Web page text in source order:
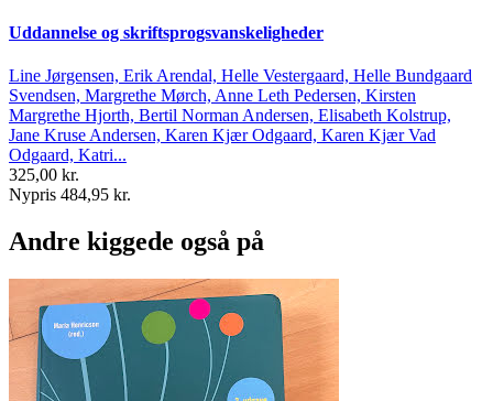
Uddannelse og skriftsprogsvanskeligheder
Line Jørgensen, Erik Arendal, Helle Vestergaard, Helle Bundgaard
Svendsen, Margrethe Mørch, Anne Leth Pedersen, Kirsten
Margrethe Hjorth, Bertil Norman Andersen, Elisabeth Kolstrup,
Jane Kruse Andersen, Karen Kjær Odgaard, Karen Kjær Vad
Odgaard, Katri...
325,00 kr.
Nypris 484,95 kr.
Andre kiggede også på